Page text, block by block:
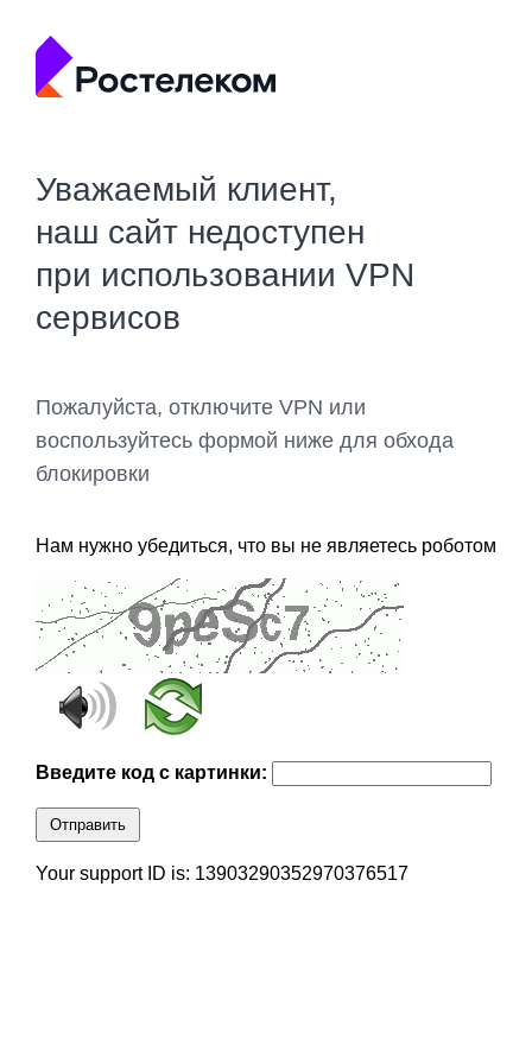
Уважаемый клиент,
наш сайт недоступен
при использовании VPN
сервисов
Пожалуйста, отключите VPN или
воспользуйтесь формой ниже для обхода
блокировки
Нам нужно убедиться, что вы не являетесь роботом
Введите код с картинки:
Отправить
Your support ID is: 13903290352970376517